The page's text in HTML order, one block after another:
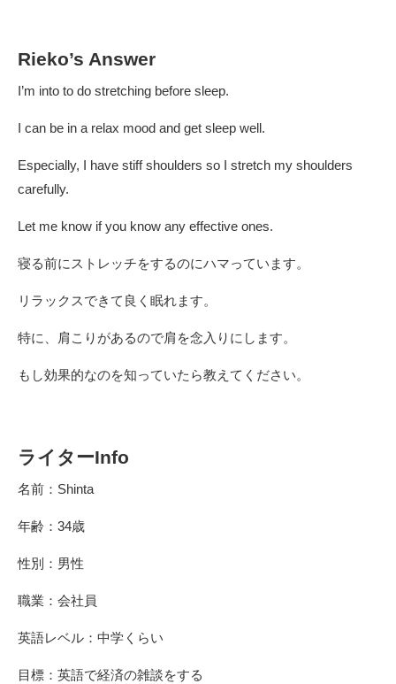
Rieko’s Answer
I’m into to do stretching before sleep.
I can be in a relax mood and get sleep well.
Especially, I have stiff shoulders so I stretch my shoulders
carefully.
Let me know if you know any effective ones.
寝る前にストレッチをするのにハマっています。
リラックスできて良く眠れます。
特に、肩こりがあるので肩を念入りにします。
もし効果的なのを知っていたら教えてください。
ライターInfo
名前：Shinta
年齢：34歳
性別：男性
職業：会社員
英語レベル：中学くらい
目標：英語で経済の雑談をする